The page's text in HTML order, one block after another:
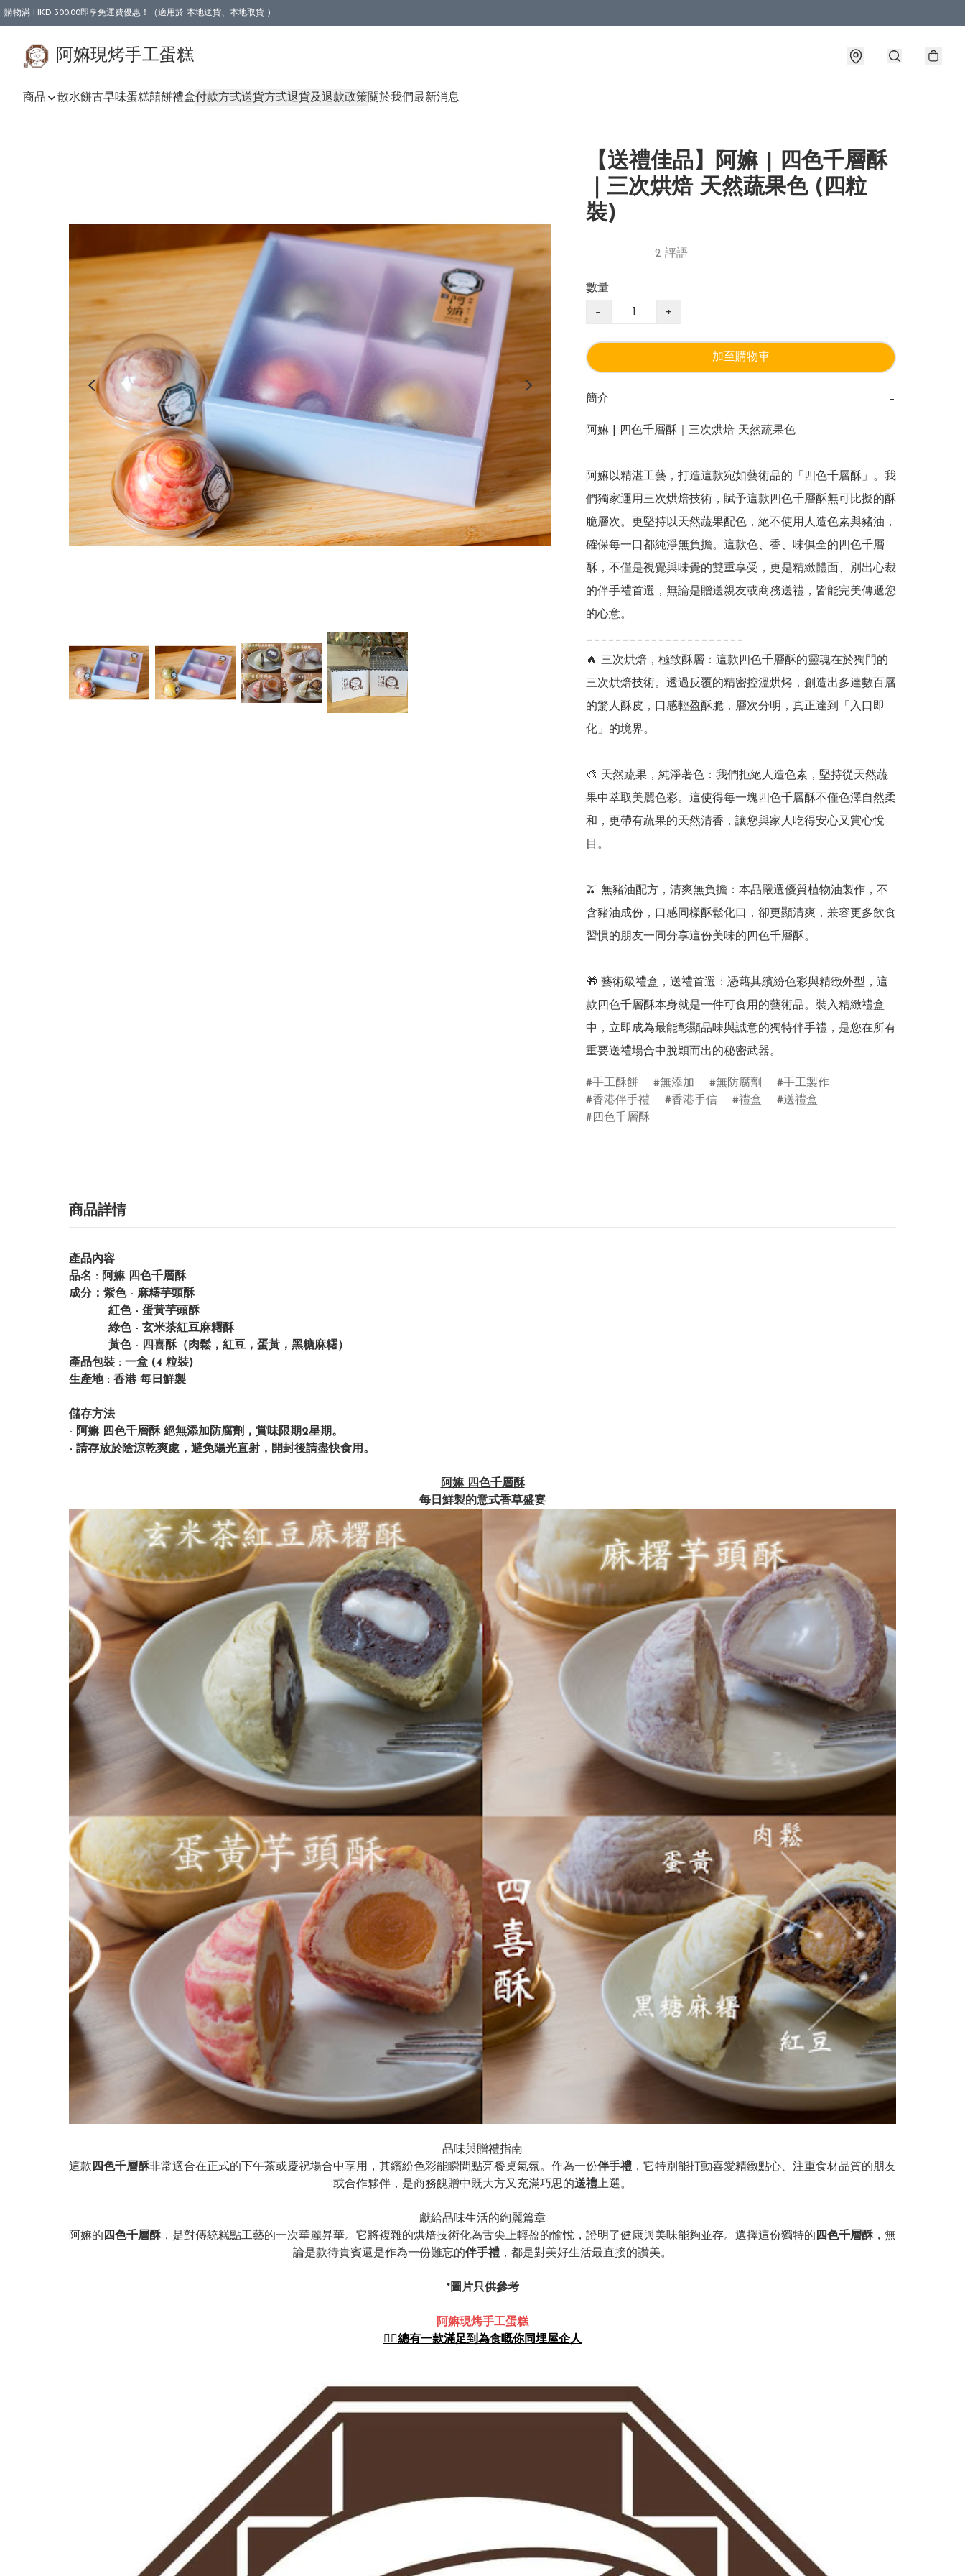
購物滿 HKD 300.00即享免運費優惠！（適用於 本地送貨、本地取貨 )
阿嫲現烤手工蛋糕
商品 散水餅古早味蛋糕囍餅禮盒付款方式送貨方式退貨及退款政策關於我們最新消息
【送禮佳品】阿嫲 | 四色千層酥
｜三次烘焙 天然蔬果色 (四粒
裝)
2 評語
數量
− +
加至購物車
簡介 −
阿嫲 | 四色千層酥｜三次烘焙 天然蔬果色
阿嫲以精湛工藝，打造這款宛如藝術品的「四色千層酥」。我
們獨家運用三次烘焙技術，賦予這款四色千層酥無可比擬的酥
脆層次。更堅持以天然蔬果配色，絕不使用人造色素與豬油，
確保每一口都純淨無負擔。這款色、香、味俱全的四色千層
酥，不僅是視覺與味覺的雙重享受，更是精緻體面、別出心裁
的伴手禮首選，無論是贈送親友或商務送禮，皆能完美傳遞您
的心意。
______________________
🔥 三次烘焙，極致酥層：這款四色千層酥的靈魂在於獨門的
三次烘焙技術。透過反覆的精密控溫烘烤，創造出多達數百層
的驚人酥皮，口感輕盈酥脆，層次分明，真正達到「入口即
化」的境界。
🎨 天然蔬果，純淨著色：我們拒絕人造色素，堅持從天然蔬
果中萃取美麗色彩。這使得每一塊四色千層酥不僅色澤自然柔
和，更帶有蔬果的天然清香，讓您與家人吃得安心又賞心悅
目。
🫒 無豬油配方，清爽無負擔：本品嚴選優質植物油製作，不
含豬油成份，口感同樣酥鬆化口，卻更顯清爽，兼容更多飲食
習慣的朋友一同分享這份美味的四色千層酥。
🎁 藝術級禮盒，送禮首選：憑藉其繽紛色彩與精緻外型，這
款四色千層酥本身就是一件可食用的藝術品。裝入精緻禮盒
中，立即成為最能彰顯品味與誠意的獨特伴手禮，是您在所有
重要送禮場合中脫穎而出的秘密武器。
手工酥餅 無添加 無防腐劑
手工製作
香港伴手禮
香港手信 禮盒
送禮盒
四色千層酥
商品詳情
產品內容
品名 : 阿嫲 四色千層酥
成分：紫色 - 麻糬芋頭酥
紅色 - 蛋黃芋頭酥
綠色 - 玄米茶紅豆麻糬酥
黃色 - 四喜酥（肉鬆，紅豆，蛋黃，黑糖麻糬）
產品包裝 : 一盒 (4 粒裝)
生產地 : 香港 每日鮮製
儲存方法
- 阿嫲 四色千層酥 絕無添加防腐劑，賞味限期2星期。
- 請存放於陰涼乾爽處，避免陽光直射，開封後請盡快食用。
阿嫲 四色千層酥
每日鮮製的意式香草盛宴
品味與贈禮指南
這款 四色千層酥非常適合在正式的下午茶或慶祝場合中享用，其繽紛色彩能瞬間點亮餐桌氣氛。作為一份伴手禮 ，它特別能打動喜愛精緻點心、注重食材品質的朋友
或合作夥伴，是商務餽贈中既大方又充滿巧思的送禮上選。
獻給品味生活的絢麗篇章
阿嫲的 四色千層酥，是對傳統糕點工藝的一次華麗昇華。它將複雜的烘焙技術化為舌尖上輕盈的愉悅，證明了健康與美味能夠並存。選擇這份獨特的 四色千層酥，無
論是款待貴賓還是作為一份難忘的伴手禮 ，都是對美好生活最直接的讚美。
*圖片只供參考
阿嫲現烤手工蛋糕
👍🏻總有一款滿足到為食嘅你同埋屋企人